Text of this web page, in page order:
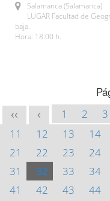
Salamanca (Salamanca)
LUGAR Facultad de
baja.
Hora: 18:00 h.
<< < 1 2 3
11
12 13 14
21
22 23 24
31
32 33 34
41
42 43 44